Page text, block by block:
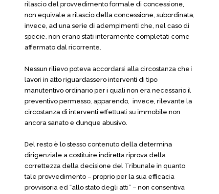
rilascio del provvedimento formale di concessione,
non equivale a rilascio della concessione, subordinata,
invece, ad una serie di adempimenti che, nel caso di
specie, non erano stati interamente completati come
affermato dal ricorrente.
Nessun rilievo poteva accordarsi alla circostanza che i
lavori in atto riguardassero interventi di tipo
manutentivo ordinario per i quali non era necessario il
preventivo permesso, apparendo, invece, rilevante la
circostanza di interventi effettuati su immobile non
ancora sanato e dunque abusivo.
Del resto è lo stesso contenuto della determina
dirigenziale a costituire indiretta riprova della
correttezza della decisione del Tribunale in quanto
tale provvedimento – proprio per la sua efficacia
provvisoria ed “allo stato degli atti” – non consentiva